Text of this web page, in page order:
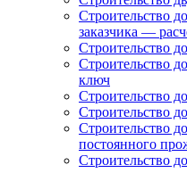
Строительство
заказчика —
Строительство
Строительство
ключ
Строительство
Строительство
Строительство
постоянного
Строительство